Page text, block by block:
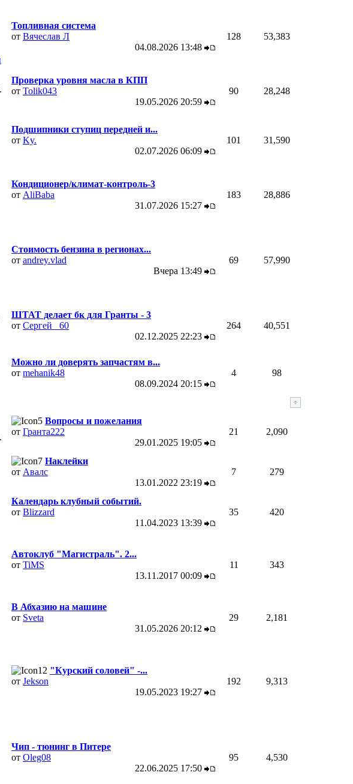
Топливная система
от Вячеслав Л
04.08.2026 13:48
128 53,383
Проверка уровня масла в КПП
от Tolik043
19.05.2026 20:59
90 28,248
Подшипники ступиц передней и...
от Ky.
02.07.2026 06:09
101 31,590
Кондиционер/климат-контроль-3
от AliBaba
31.07.2026 15:27
183 28,886
Стоимость бензина в регионах...
от andrey.vlad
Вчера 13:49
69 57,990
ШТАТ делает бк для Гранты - 3
от Сергей _60
02.12.2025 22:23
264 40,551
Можно ли доверять запчастям в...
от mehanik48
08.09.2024 20:15
4 98
Вопросы и пожелания
от Гранта222
29.01.2025 19:05
21 2,090
Наклейки
от Авалс
13.01.2022 23:19
7 279
Календарь клубный событий.
от Blizzard
11.04.2023 13:39
35 420
Автоклуб "Магистраль". 2...
от TiMS
13.11.2017 00:09
11 343
В Абхазию на машине
от Sveta
31.05.2026 20:12
29 2,181
"Курский соловей" -...
от Jekson
19.05.2023 19:27
192 9,313
Чип - тюнинг в Питере
от Oleg08
22.06.2025 17:50
95 4,530